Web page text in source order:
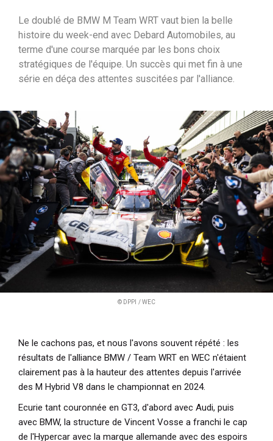
Le doublé de BMW M Team WRT vaut bien la belle
histoire du week-end avec Debard Automobiles, au
terme d'une course marquée par les bons choix
stratégiques de l'équipe. Un succès qui met fin à une
série en déça des attentes suscitées par l'alliance.
© DPPI / WEC
Ne le cachons pas, et nous l'avons souvent répété : les
résultats de l'alliance BMW / Team WRT en WEC n'étaient
clairement pas à la hauteur des attentes depuis l'arrivée
des M Hybrid V8 dans le championnat en 2024.
Ecurie tant couronnée en GT3, d'abord avec Audi, puis
avec BMW, la structure de Vincent Vosse a franchi le cap
de l'Hypercar avec la marque allemande avec des espoirs